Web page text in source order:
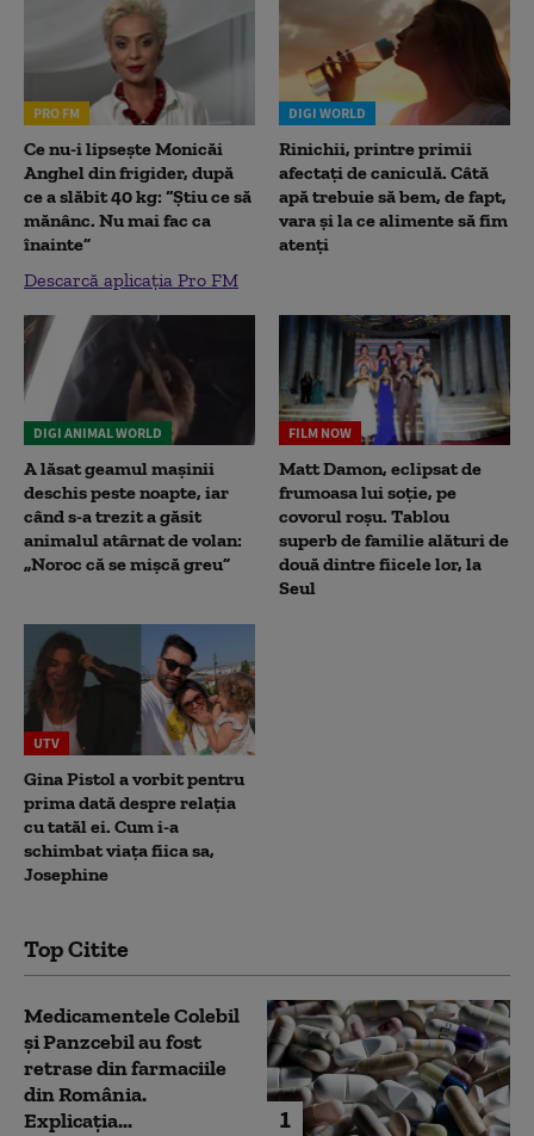
PRO FM
Ce nu-i lipsește Monicăi
Anghel din frigider, după
ce a slăbit 40 kg: “Știu ce să
mănânc. Nu mai fac ca
înainte”
Descarcă aplicația Pro FM
DIGI WORLD
Rinichii, printre primii
afectați de caniculă. Câtă
apă trebuie să bem, de fapt,
vara și la ce alimente să fim
atenți
DIGI ANIMAL WORLD
A lăsat geamul mașinii
deschis peste noapte, iar
când s-a trezit a găsit
animalul atârnat de volan:
„Noroc că se mișcă greu”
FILM NOW
Matt Damon, eclipsat de
frumoasa lui soție, pe
covorul roșu. Tablou
superb de familie alături de
două dintre fiicele lor, la
Seul
UTV
Gina Pistol a vorbit pentru
prima dată despre relația
cu tatăl ei. Cum i-a
schimbat viața fiica sa,
Josephine
Top Citite
1
Medicamentele Colebil
și Panzcebil au fost
retrase din farmaciile
din România.
Explicația...